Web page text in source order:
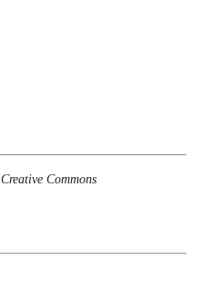
Creative Commons